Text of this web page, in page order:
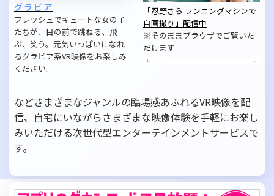
グラビア
フレッシュでキュートな女の子
たちが、目の前で跳ねる、飛
ぶ、笑う。元気いっぱいになれ
るグラビア系VR映像をお楽しみ
ください。
「忍野さら ランニングマシンで
自画撮り」配信中
※そのままブラウザでご覧いた
だけます
などさまざまなジャンルの臨場感あふれるVR映像を配
信、自宅にいながらさまざまな映像体験を手軽にお楽し
みいただける次世代型エンターテインメントサービスで
す。